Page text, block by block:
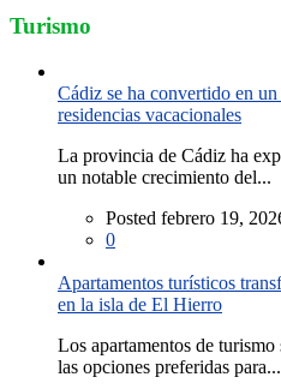
Turismo
Cádiz se ha convertido en
residencias vacacionales
La provincia de Cádiz ha
un notable crecimiento del...
Posted febrero 19,
0
Apartamentos turísticos
en la isla de El Hierro
Los apartamentos de
las opciones preferidas para...